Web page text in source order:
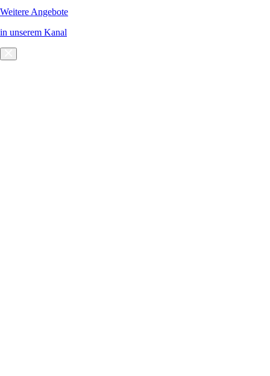
Weitere Angebote
in unserem Kanal